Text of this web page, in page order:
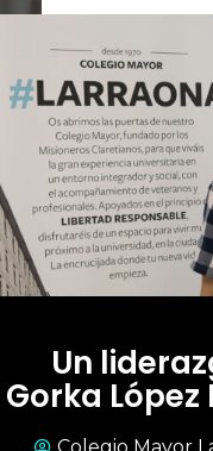
Un
Gorka
Colegio Mayor